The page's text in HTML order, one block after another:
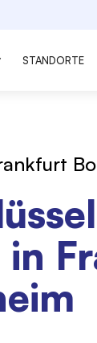
STANDORTE
in